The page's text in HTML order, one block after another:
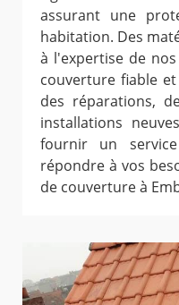
assurant une
habitation. Des
à l'expertise de
couverture fiable
des réparations,
installations
fournir un
répondre à vos
de couverture à